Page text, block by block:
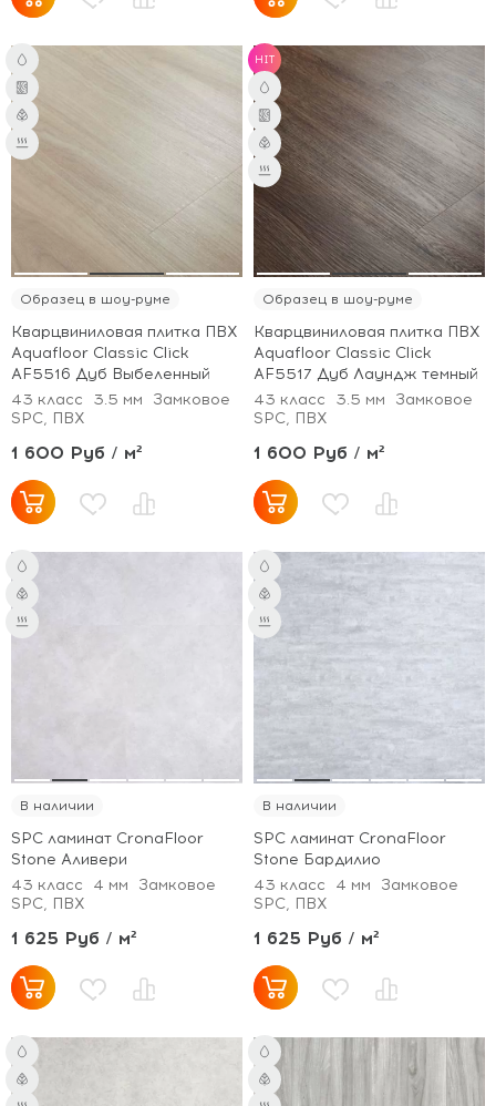
Образец в шоу-руме
Кварцвиниловая плитка ПВХ
Aquafloor Classic Click
AF5516 Дуб Выбеленный
43 класс
3.5 мм
Замковое
SPC, ПВХ
1 600 Руб / м²
HIT
Образец в шоу-руме
Кварцвиниловая плитка ПВХ
Aquafloor Classic Click
AF5517 Дуб Лаундж темный
43 класс
3.5 мм
Замковое
SPC, ПВХ
1 600 Руб / м²
В наличии
SPC ламинат CronaFloor
Stone Аливери
43 класс
4 мм
Замковое
SPC, ПВХ
1 625 Руб / м²
В наличии
SPC ламинат CronaFloor
Stone Бардилио
43 класс
4 мм
Замковое
SPC, ПВХ
1 625 Руб / м²